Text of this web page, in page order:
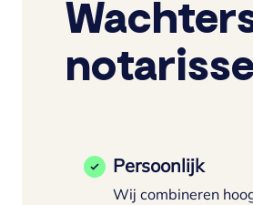
Persoonlijk
Wij combineren